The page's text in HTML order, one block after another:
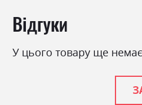
Відгуки
У цього товару ще немає